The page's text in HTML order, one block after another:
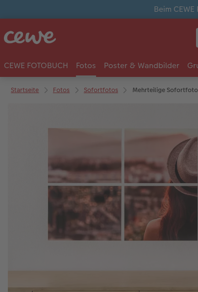
Beim
CEWE FOTOBUCH Fotos Poster & Wandbilder
Startseite Fotos Sofortfotos Mehrteilige